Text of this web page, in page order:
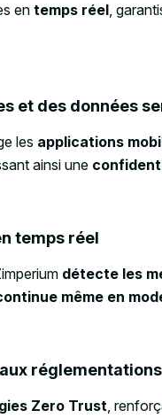
entemps réel,
et des données
les applications
ainsi une
temps réel
détecte les
même en
réglementations
Zero Trust,